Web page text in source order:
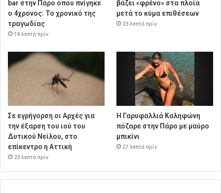
bar στην Πάρο όπου πνίγηκε
ο 4χρονος: Το χρονικό της
τραγωδίας
14 λεπτά πρίν
βάζει «φρένο» στα πλοία
μετά το κύμα επιθέσεων
23 λεπτά πρίν
Σε εγρήγορση οι Αρχές για
την έξαρση του ιού του
Δυτικού Νείλου, στο
επίκεντρο η Αττική
23 λεπτά πρίν
Η Γαρυφαλλιά Καληφώνη
πόζαρε στην Πάρο με μαύρο
μπικίνι
27 λεπτά πρίν